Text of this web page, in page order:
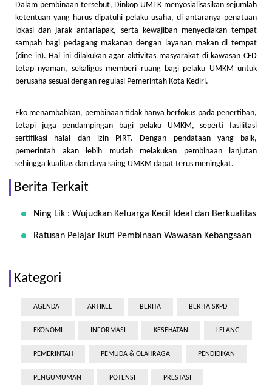
Dalam pembinaan tersebut, Dinkop UMTK menyosialisasikan sejumlah
ketentuan yang harus dipatuhi pelaku usaha, di antaranya penataan
lokasi dan jarak antarlapak, serta kewajiban menyediakan tempat
sampah bagi pedagang makanan dengan layanan makan di tempat
(dine in). Hal ini dilakukan agar aktivitas masyarakat di kawasan CFD
tetap nyaman, sekaligus memberi ruang bagi pelaku UMKM untuk
berusaha sesuai dengan regulasi Pemerintah Kota Kediri.
Eko menambahkan, pembinaan tidak hanya berfokus pada penertiban,
tetapi juga pendampingan bagi pelaku UMKM, seperti fasilitasi
sertifikasi halal dan izin PIRT. Dengan pendataan yang baik,
pemerintah akan lebih mudah melakukan pembinaan lanjutan
sehingga kualitas dan daya saing UMKM dapat terus meningkat.
Berita Terkait
Ning Lik : Wujudkan Keluarga Kecil Ideal dan Berkualitas
Ratusan Pelajar ikuti Pembinaan Wawasan Kebangsaan
Kategori
AGENDA ARTIKEL BERITA BERITA SKPD
EKONOMI INFORMASI KESEHATAN LELANG
PEMERINTAH PEMUDA & OLAHRAGA PENDIDIKAN
PENGUMUMAN POTENSI PRESTASI